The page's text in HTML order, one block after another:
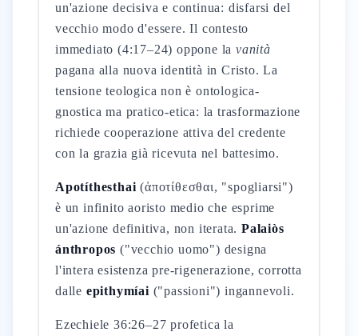
un'azione decisiva e continua: disfarsi del
vecchio modo d'essere. Il contesto
immediato (4:17–24) oppone lavanità
pagana alla nuova identità in Cristo. La
tensione teologica non è ontologica-
gnostica ma pratico-etica: la trasformazione
richiede cooperazione attiva del credente
con la grazia già ricevuta nel battesimo.
Apotíthesthai (ἀποτίθεσθαι, "spogliarsi")
è un infinito aoristo medio che esprime
un'azione definitiva, non iterata.Palaiòs
ánthropos ("vecchio uomo") designa
l'intera esistenza pre-rigenerazione, corrotta
dalle epithymíai ("passioni") ingannevoli.
Ezechiele 36:26–27 profetica la